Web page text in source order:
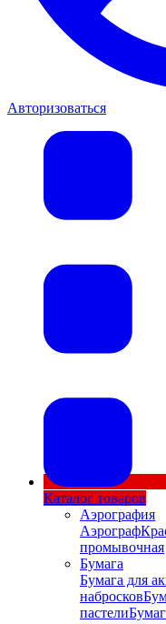
Авторизоваться
Каталог товаров
Аэрография
Аэрограф
промывочная
Бумага
Бумага для
набросков
пастели